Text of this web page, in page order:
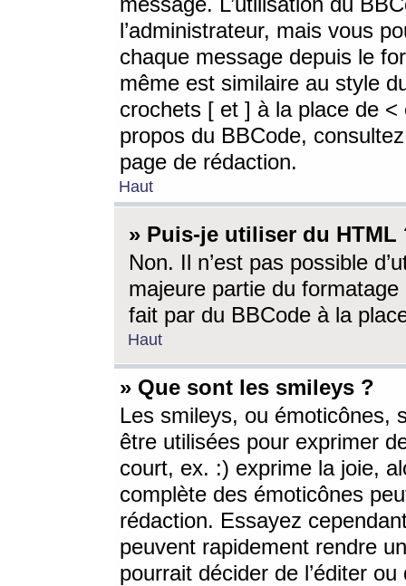
l’administrateur, mais vous
chaque message depuis le
même est similaire au style
crochets [ et ] à la place de <
propos du BBCode,
page de rédaction.
Haut
» Puis-je utiliser du HTML
Non. Il n’est pas possible
majeure partie du
fait par du BBCode à la
Haut
» Que sont les smileys ?
Les smileys, ou émoticônes,
être utilisées pour exprimer
court, ex. :) exprime la joie,
complète des émoticônes
rédaction. Essayez
peuvent rapidement rendre
pourrait décider de l’éditer